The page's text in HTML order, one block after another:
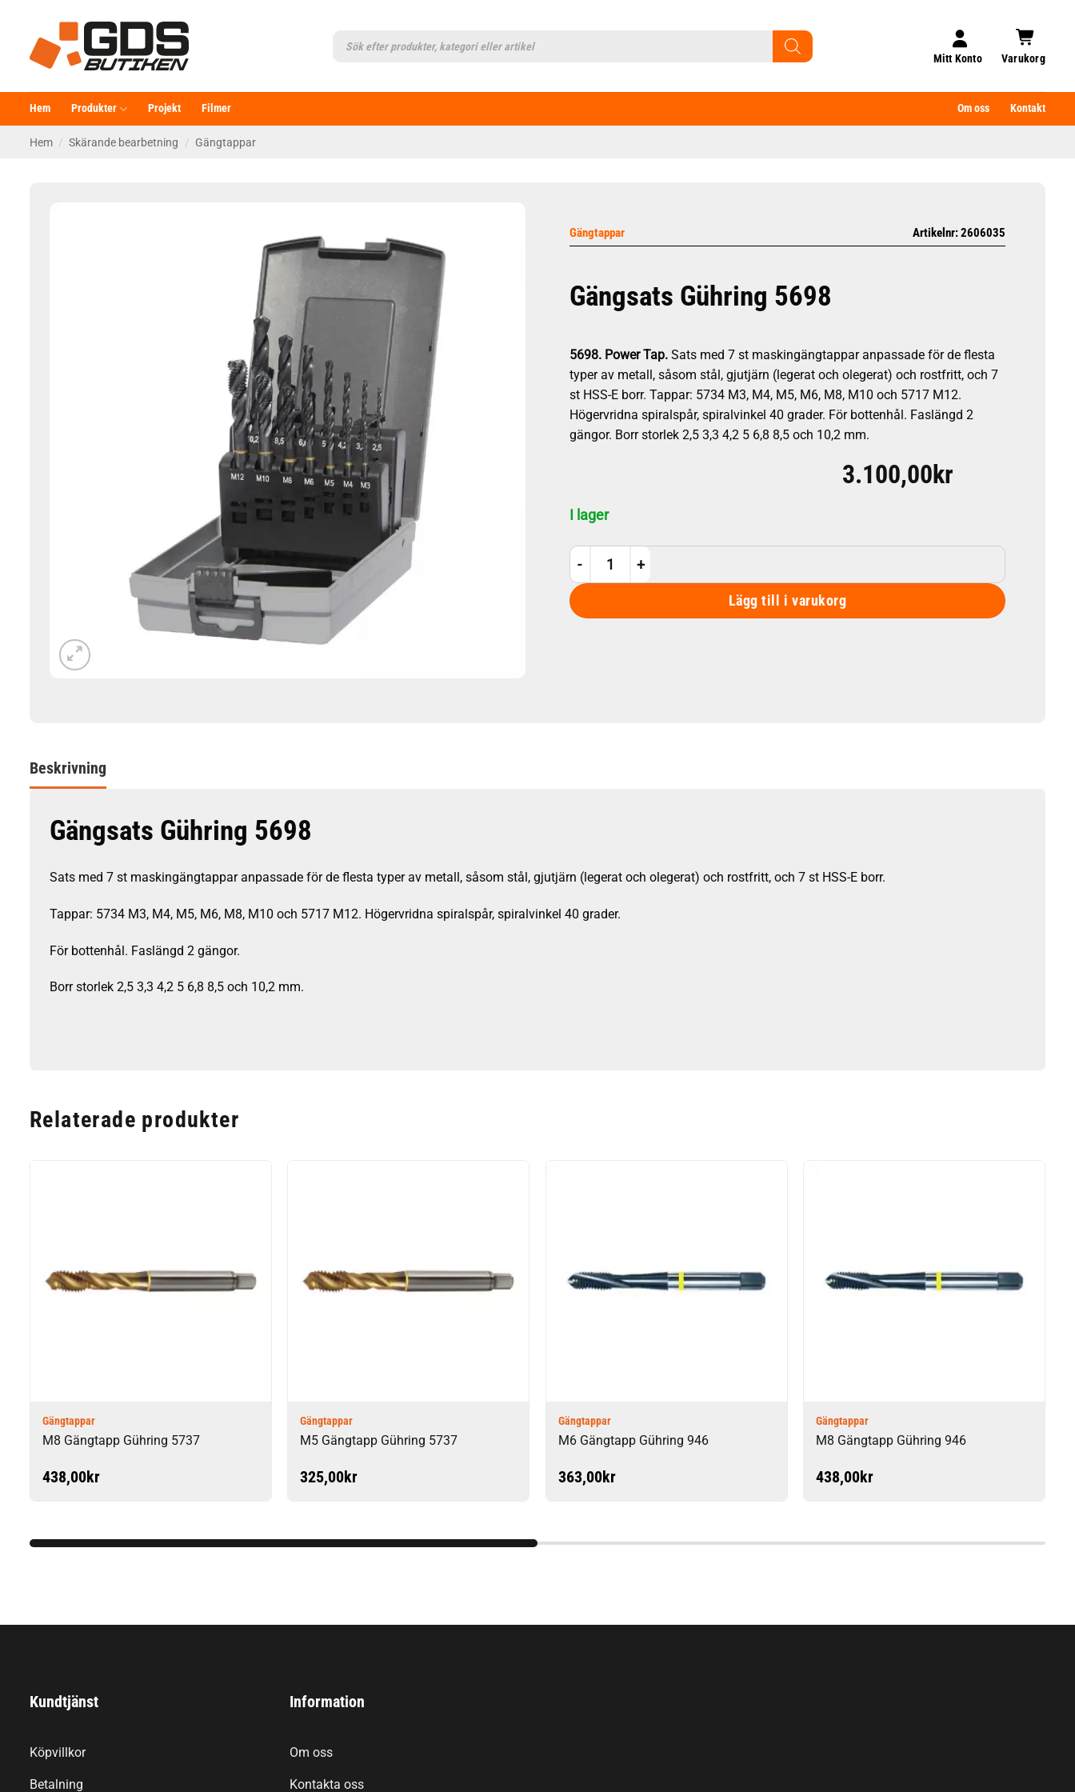
content
search
Mitt Konto Varukorg
Hem Produkter Projekt Filmer Om oss Kontakt
Hem / Skärande bearbetning / Gängtappar
Gängtappar Artikelnr: 2606035
Gängsats Gühring 5698
5698. Power Tap. Sats med 7 st maskingängtappar anpassade för de flesta
typer av metall, såsom stål, gjutjärn (legerat och olegerat) och rostfritt, och 7
st HSS-E borr. Tappar: 5734 M3, M4, M5, M6, M8, M10 och 5717 M12.
Högervridna spiralspår, spiralvinkel 40 grader. För bottenhål. Faslängd 2
gängor. Borr storlek 2,5 3,3 4,2 5 6,8 8,5 och 10,2 mm.
3.100,00kr
I lager
Gängsats Gühring 5698 mängd
Lägg till i varukorg
Beskrivning
Gängsats Gühring 5698
Sats med 7 st maskingängtappar anpassade för de flesta typer av metall, såsom stål, gjutjärn (legerat och olegerat) och rostfritt, och 7 st HSS-E borr.
Tappar: 5734 M3, M4, M5, M6, M8, M10 och 5717 M12. Högervridna spiralspår, spiralvinkel 40 grader.
För bottenhål. Faslängd 2 gängor.
Borr storlek 2,5 3,3 4,2 5 6,8 8,5 och 10,2 mm.
Relaterade produkter
Gängtappar
M8 Gängtapp Gühring 5737
438,00kr
Gängtappar
M5 Gängtapp Gühring 5737
325,00kr
Gängtappar
M6 Gängtapp Gühring 946
363,00kr
Gängtappar
M8 Gängtapp Gühring 946
438,00kr
Kundtjänst
Köpvillkor
Betalning
Information
Om oss
Kontakta oss